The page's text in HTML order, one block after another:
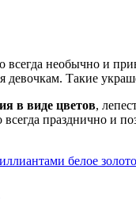
всегда необычно и
Такие
в виде цветов,
празднично и